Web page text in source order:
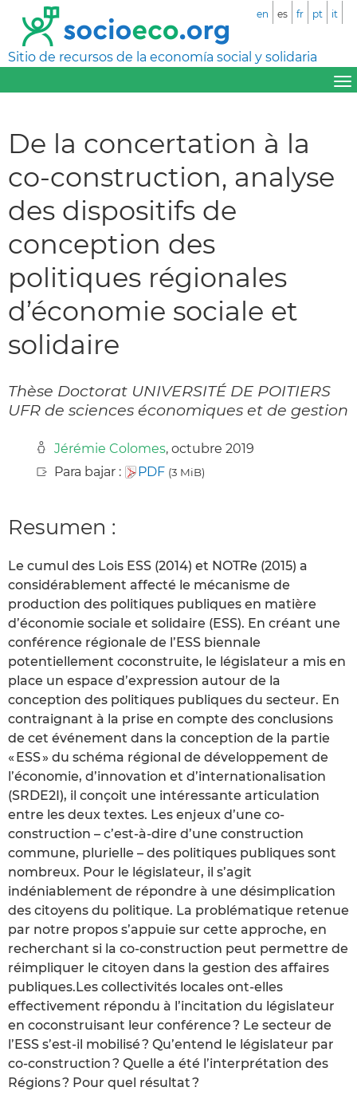
Sitio de recursos de la economía social y solidaria
en es fr pt it
De la concertation à la
co-construction, analyse
des dispositifs de
conception des
politiques régionales
d’économie sociale et
solidaire
Thèse Doctorat UNIVERSITÉ DE POITIERS
UFR de sciences économiques et de gestion
Jérémie Colomes, octubre 2019
Para bajar :
PDF (3 MiB)
Resumen :
Le cumul des Lois ESS (2014) et NOTRe (2015) a
considérablement affecté le mécanisme de
production des politiques publiques en matière
d’économie sociale et solidaire (ESS). En créant une
conférence régionale de l’ESS biennale
potentiellement coconstruite, le législateur a mis en
place un espace d’expression autour de la
conception des politiques publiques du secteur. En
contraignant à la prise en compte des conclusions
de cet événement dans la conception de la partie
« ESS » du schéma régional de développement de
l’économie, d’innovation et d’internationalisation
(SRDE2I), il conçoit une intéressante articulation
entre les deux textes. Les enjeux d’une co-
construction – c’est-à-dire d’une construction
commune, plurielle – des politiques publiques sont
nombreux. Pour le législateur, il s’agit
indéniablement de répondre à une désimplication
des citoyens du politique. La problématique retenue
par notre propos s’appuie sur cette approche, en
recherchant si la co-construction peut permettre de
réimpliquer le citoyen dans la gestion des affaires
publiques.Les collectivités locales ont-elles
effectivement répondu à l’incitation du législateur
en coconstruisant leur conférence ? Le secteur de
l’ESS s’est-il mobilisé ? Qu’entend le législateur par
co-construction ? Quelle a été l’interprétation des
Régions ? Pour quel résultat ?